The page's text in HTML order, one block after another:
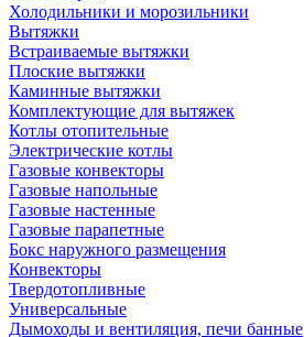
Холодильники и морозильники
Вытяжки
Встраиваемые вытяжки
Плоские вытяжки
Каминные вытяжки
Комплектующие для вытяжек
Котлы отопительные
Электрические котлы
Газовые конвекторы
Газовые напольные
Газовые настенные
Газовые парапетные
Бокс наружного размещения
Конвекторы
Твердотопливные
Универсальные
Дымоходы и вентиляция, печи банные